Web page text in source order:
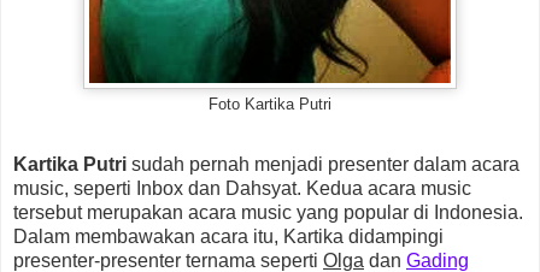
Foto Kartika Putri
Kartika Putri sudah pernah menjadi presenter dalam acara
music, seperti Inbox dan Dahsyat. Kedua acara music
tersebut merupakan acara music yang popular di Indonesia.
Dalam membawakan acara itu, Kartika didampingi
presenter-presenter ternama seperti Olga dan Gading